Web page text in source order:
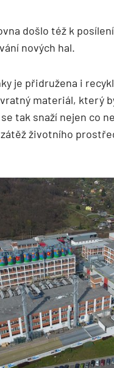
došlo též k
nových hal.
je přidružena i
materiál, který
tak snaží nejen co
životního